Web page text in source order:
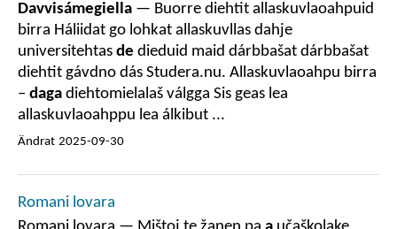
Davvisámegiella — Buorre diehtit allaskuvlaoahpuid
birra Háliidat go lohkat allaskuvllas dahje
universitehtas de dieduid maid dárbbašat dárbbašat
diehtit gávdno dás Studera.nu. Allaskuvlaoahpu birra
– daga diehtomielalaš válgga Sis geas lea
allaskuvlaoahppu lea álkibut ...
Ändrat 2025-09-30
Romani lovara